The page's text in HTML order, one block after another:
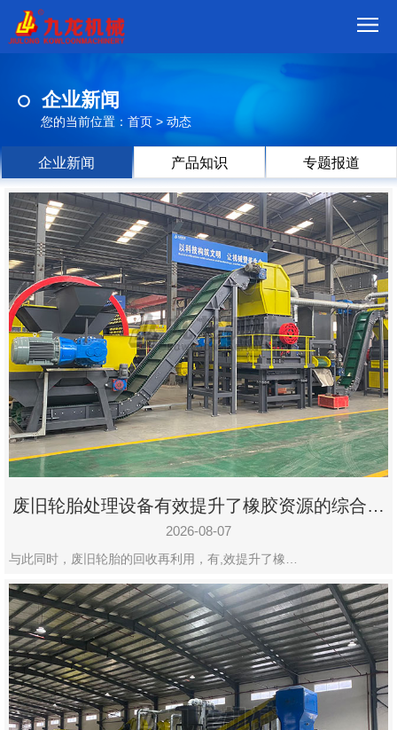
品
视
频
现
场
方
案
动
态
联
系
郑
州
市
九
设
有
限
公
司
豫
ICP
企业新闻
您的当前位置： 首页 > 动态
企业新闻 产品知识 专题报道
废旧轮胎处理设备有效提升了橡胶资源的综合利
用率
2026-08-07
与此同时，废旧轮胎的回收再利用，有,效提升了橡…